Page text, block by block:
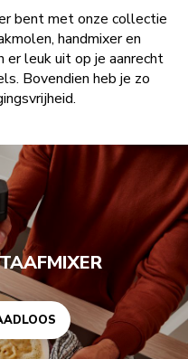
bent met onze collectie
handmixer en
er leuk uit op je aanrecht
Bovendien heb je zo